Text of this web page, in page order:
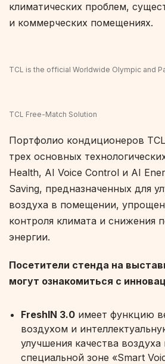
климатических проблем,
и коммерческих помещениях.
TCL is the official Worldwide Olympic and
TCL Free-Match Solution
Портфолио кондиционеров
трех основных
Health, AI Voice Control и AI
Saving, предназначенных для
воздуха в помещении,
контроля климата и снижения
энергии.
Посетители стенда на
могут ознакомиться с
FreshIN 3.0 имеет функцию
воздухом и
улучшения качества
специальной зоне «Smart